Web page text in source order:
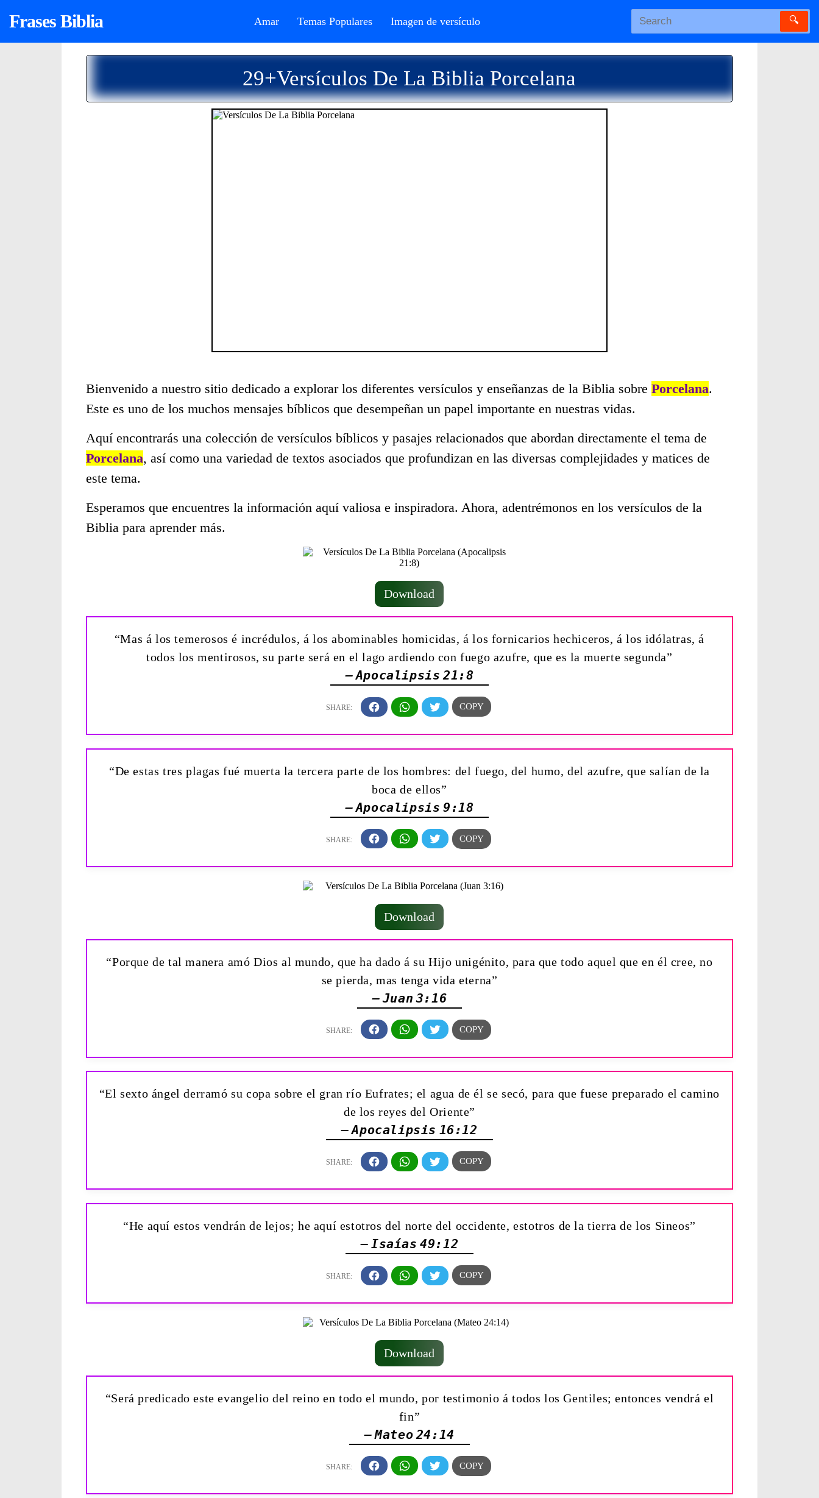
Frases Biblia Amar Temas Populares Imagen de versículo 🔍
29+Versículos De La Biblia Porcelana
Bienvenido a nuestro sitio dedicado a explorar los diferentes versículos y enseñanzas de la Biblia sobre Porcelana.
Este es uno de los muchos mensajes bíblicos que desempeñan un papel importante en nuestras vidas.
Aquí encontrarás una colección de versículos bíblicos y pasajes relacionados que abordan directamente el tema de
Porcelana, así como una variedad de textos asociados que profundizan en las diversas complejidades y matices de
este tema.
Esperamos que encuentres la información aquí valiosa e inspiradora. Ahora, adentrémonos en los versículos de la
Biblia para aprender más.
Download
“Mas á los temerosos é incrédulos, á los abominables homicidas, á los fornicarios hechiceros, á los idólatras, á
todos los mentirosos, su parte será en el lago ardiendo con fuego azufre, que es la muerte segunda”
— Apocalipsis 21:8
“De estas tres plagas fué muerta la tercera parte de los hombres: del fuego, del humo, del azufre, que salían de la
boca de ellos”
— Apocalipsis 9:18
Download
“Porque de tal manera amó Dios al mundo, que ha dado á su Hijo unigénito, para que todo aquel que en él cree, no
se pierda, mas tenga vida eterna”
— Juan 3:16
“El sexto ángel derramó su copa sobre el gran río Eufrates; el agua de él se secó, para que fuese preparado el camino
de los reyes del Oriente”
— Apocalipsis 16:12
“He aquí estos vendrán de lejos; he aquí estotros del norte del occidente, estotros de la tierra de los Sineos”
— Isaías 49:12
Download
“Será predicado este evangelio del reino en todo el mundo, por testimonio á todos los Gentiles; entonces vendrá el
fin”
— Mateo 24:14